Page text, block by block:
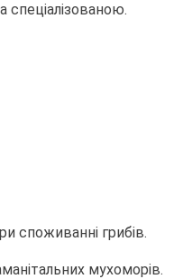
споживанні грибів.
мухоморів.